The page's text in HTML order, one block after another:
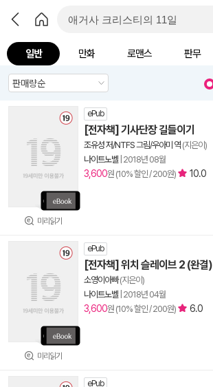
일반 만화 로맨스 판무
미리읽기
ePub
[전자책] 기사단장 길들이기
조유성 저/NTFS 그림/우아미 역 (지은이)
나이트노벨 2018년 08월
3,600원 (10% 할인 / 200원) 10.0
미리읽기
ePub
[전자책] 위치 슬레이브 2 (완결)
소영이아빠(지은이)
나이트노벨 2018년 04월
3,600원 (10% 할인 / 200원) 6.0
ePub